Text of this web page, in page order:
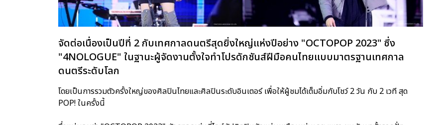
จัดต่อเนื่องเป็นปีที่ 2 กับเทศกาลดนตรีสุดยิ่งใหญ่แห่งปีอย่าง "OCTOPOP 2023" ซึ่ง
"4NOLOGUE" ในฐานะผู้จัดงานตั้งใจทำโปรดักชันส์ฝีมือคนไทยแบบมาตรฐานเทศกาล
ดนตรีระดับโลก
โดยเป็นการรวมตัวครั้งใหญ่ของศิลปินไทยและศิลปินระดับอินเตอร์ เพื่อให้ผู้ชมได้เต็มอิ่มกับโชว์ 2 วัน กับ 2 เวที สุด
POP! ในครั้งนี้